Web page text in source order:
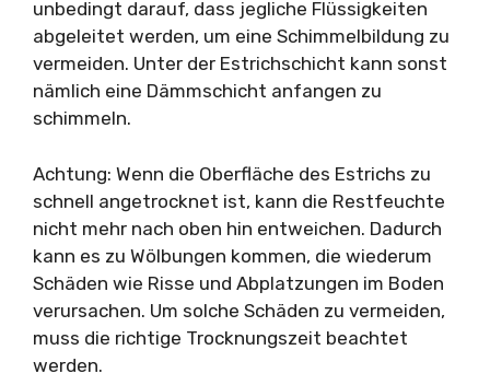
unbedingt darauf, dass jegliche Flüssigkeiten
abgeleitet werden, um eine Schimmelbildung zu
vermeiden. Unter der Estrichschicht kann sonst
nämlich eine Dämmschicht anfangen zu
schimmeln.
Achtung: Wenn die Oberfläche des Estrichs zu
schnell angetrocknet ist, kann die Restfeuchte
nicht mehr nach oben hin entweichen. Dadurch
kann es zu Wölbungen kommen, die wiederum
Schäden wie Risse und Abplatzungen im Boden
verursachen. Um solche Schäden zu vermeiden,
muss die richtige Trocknungszeit beachtet
werden.